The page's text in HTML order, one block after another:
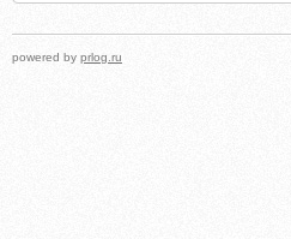
powered by prlog.ru